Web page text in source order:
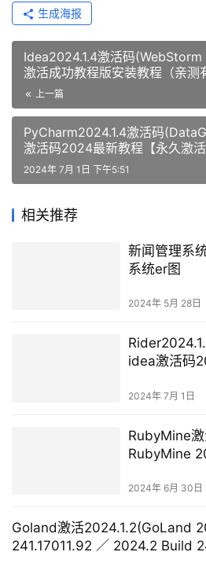
生成海报
Idea2024.1.4激活码
激活成功教程版安装教程（亲测
上一篇
PyCharm2024.1.4激活码
激活码2024最新教程【永久激
2024年 7月 1日 下午5:51
相关推荐
新闻管理系
系统er图
2024年 5月 28日
idea激活码
2024年 7月 1日
RubyMine
RubyMine
2024年 6月 30日
Goland激活2024.1.2(GoLand
241.17011.92 ／ 2024.2 Build